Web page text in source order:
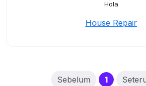
Hola
House Repair
Sebelum 1(current)